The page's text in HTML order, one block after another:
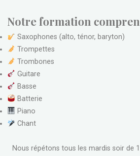
Notre formation
Saxophones (alto, ténor, baryton)
Trompettes
Trombones
Guitare
Basse
Batterie
Piano
Chant
Nous répétons tous les mardis soir de